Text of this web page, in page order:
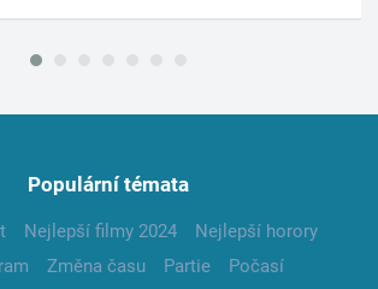
Populární témata
Nejlepší filmy 2024
Nejlepší horory
Změna času Partie
Počasí